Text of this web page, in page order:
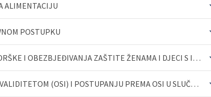
OPŠIRNIJE
ALIMENTACIJU
POSTUPKU
SMJERNICA O NAČINIMA PRUŽANJA PODRŠKE I OBEZBJEĐIVANJA ZAŠTITE ŽENAMA I DJECI S INVALIDITETOM I NJIH...
SMJERNICE O POSTUPANJU OSOBA S INVALIDITETOM (OSI) I POSTUPANJU PREMA OSI U SLUČAJU ELEMENTARNIH NEP...